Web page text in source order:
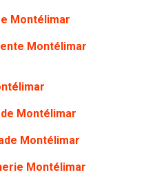
Montélimar
Montélimar
Montélimar
Montélimar
Montélimar